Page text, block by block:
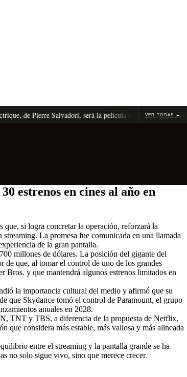
de Pierre Salvadori, será la película de apertura de Cannes
VER TODAS →
estrenos en cines al año en
si logra concretar la operación, reforzará la
La promesa fue comunicada en una llamada
de la gran pantalla.
millones de dólares. La posición del gigante del
de que, al tomar el control de uno de los grandes
Bros. y que mantendrá algunos estrenos limitados en
la importancia cultural del medio y afirmó que su
que Skydance tomó el control de Paramount, el grupo
anuales en 2028.
TNT y TBS, a diferencia de la propuesta de Netflix,
que considera más estable, más valiosa y más alineada
entre el streaming y la pantalla grande se ha
no solo sigue vivo, sino que merece crecer.